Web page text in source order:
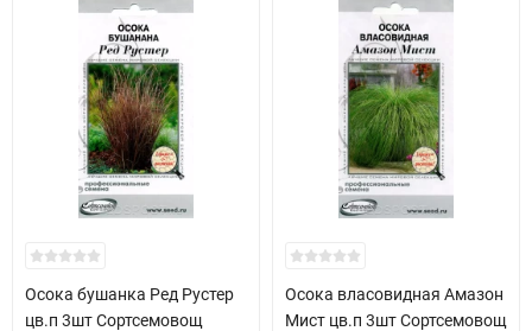
Осока бушанка Ред Рустер
цв.п 3шт Сортсемовощ
Осока власовидная Амазон
Мист цв.п 3шт Сортсемовощ